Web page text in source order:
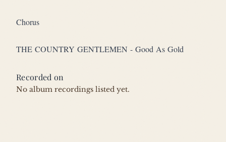
Chorus
THE COUNTRY GENTLEMEN - Good As Gold
Recorded on
No album recordings listed yet.